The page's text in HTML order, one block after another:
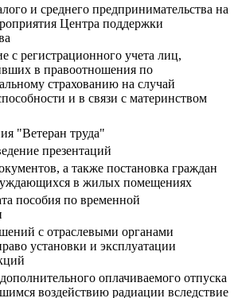
и среднего предпринимательства на
Центра поддержки
с регистрационного учета лиц,
в правоотношения по
страхованию на случай
и в связи с материнством
"Ветеран труда"
презентаций
а также постановка граждан
в жилых помещениях
пособия по временной
с отраслевыми органами
установки и эксплуатации
оплачиваемого отпуска
воздействию радиации вследствие